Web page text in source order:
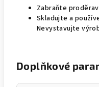
Zabraňte
Skladujte a
Nevystavujte
Doplňkové